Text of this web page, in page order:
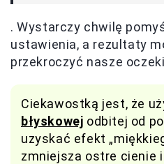
. Wystarczy chwilę
ustawienia, a rezultaty
przekroczyć nasze
Ciekawostką jest, że
błyskowej odbitej od
uzyskać efekt
zmniejsza ostre cienie